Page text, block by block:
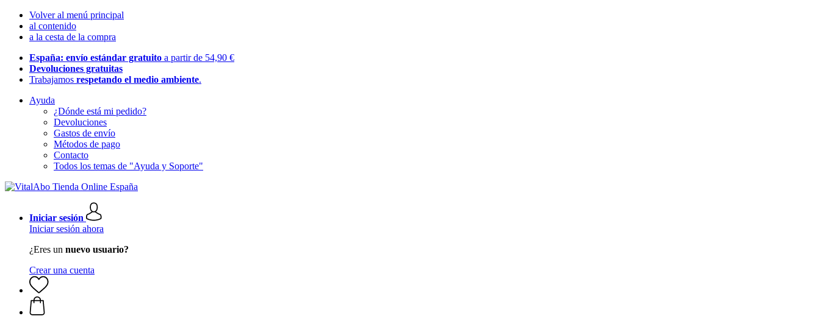
Volver al menú principal
al contenido
a la cesta de la compra
España: envío estándar gratuito a partir de 54,90 €
Devoluciones gratuitas
Trabajamos respetando el medio ambiente.
Ayuda
¿Dónde está mi pedido?
Devoluciones
Gastos de envío
Métodos de pago
Contacto
Todos los temas de "Ayuda y Soporte"
Iniciar sesión
Iniciar sesión ahora
¿Eres un nuevo usuario?
Crear una cuenta